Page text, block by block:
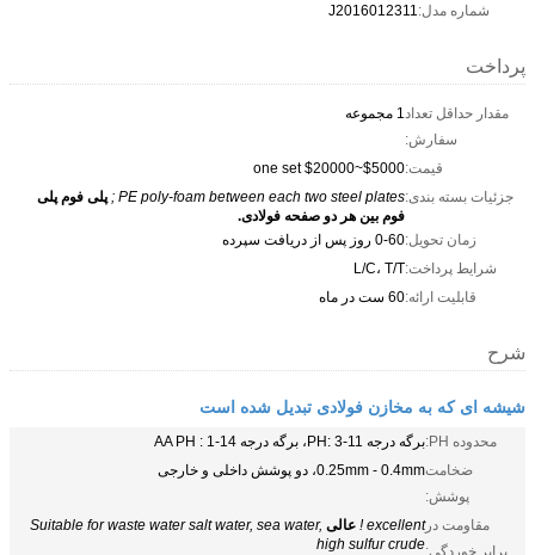
شماره مدل:J2016012311
پرداخت
مقدار حداقل تعداد
سفارش:
1 مجموعه
قیمت:$5000~$20000 one set
جزئیات بسته بندی:PE poly-foam between each two steel plates ;
پلی فوم پلی
فوم بین هر دو صفحه فولادی.
زمان تحویل:0-60 روز پس از دریافت سپرده
شرایط پرداخت:L/C، T/T
قابلیت ارائه:60 ست در ماه
شرح
شیشه ای که به مخازن فولادی تبدیل شده است
محدوده PH:
برگه درجه PH: 3-11، برگه درجه AA PH : 1-14
ضخامت
پوشش:
0.25mm - 0.4mm، دو پوشش داخلی و خارجی
مقاومت در
برابر خوردگی:
excellent ! عالی Suitable for waste water salt water, sea water,
high sulfur crude